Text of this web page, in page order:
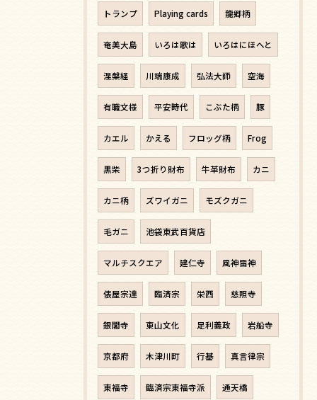
トランプ Playing cards 龍郷柄
奄美大島 いろは歌は いろはにほへと
涅槃経 川端康成 弘法大師 空海
有職文様 平安時代 こぶた柄 豚
カエル かえる フロッグ柄 Frog
黒柴 3つ折り財布 牛革財布 カニ
カニ柄 ズワイガニ モズクガニ
毛ガニ 池袋東武百貨店
マルチスクエア 建仁寺 風神雷神
俵屋宗達 臨済宗 栄西 慈照寺
銀閣寺 東山文化 足利義政 岩船寺
京都府 木津川町 行基 真言律宗
東福寺 臨済宗東福寺派 通天橋